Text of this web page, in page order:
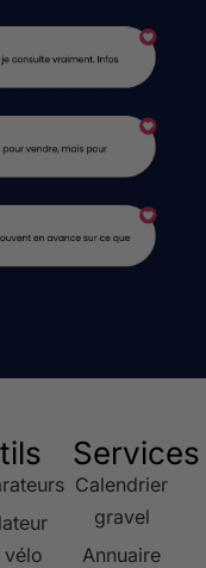
Services
Calendrier
gravel
Annuaire